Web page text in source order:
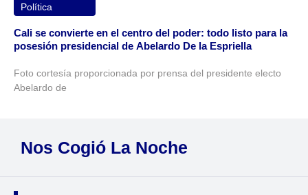
Política
Cali se convierte en el centro del poder: todo listo para la
posesión presidencial de Abelardo De la Espriella
Foto cortesía proporcionada por prensa del presidente electo
Abelardo de
Nos Cogió La Noche